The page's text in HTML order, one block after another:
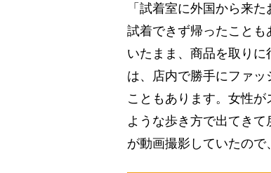
「試着室に外国から来
試着できず帰ったこと
いたまま、商品を取り
は、店内で勝手にファ
こともあります。女性
ような歩き方で出てき
が動画撮影していたので